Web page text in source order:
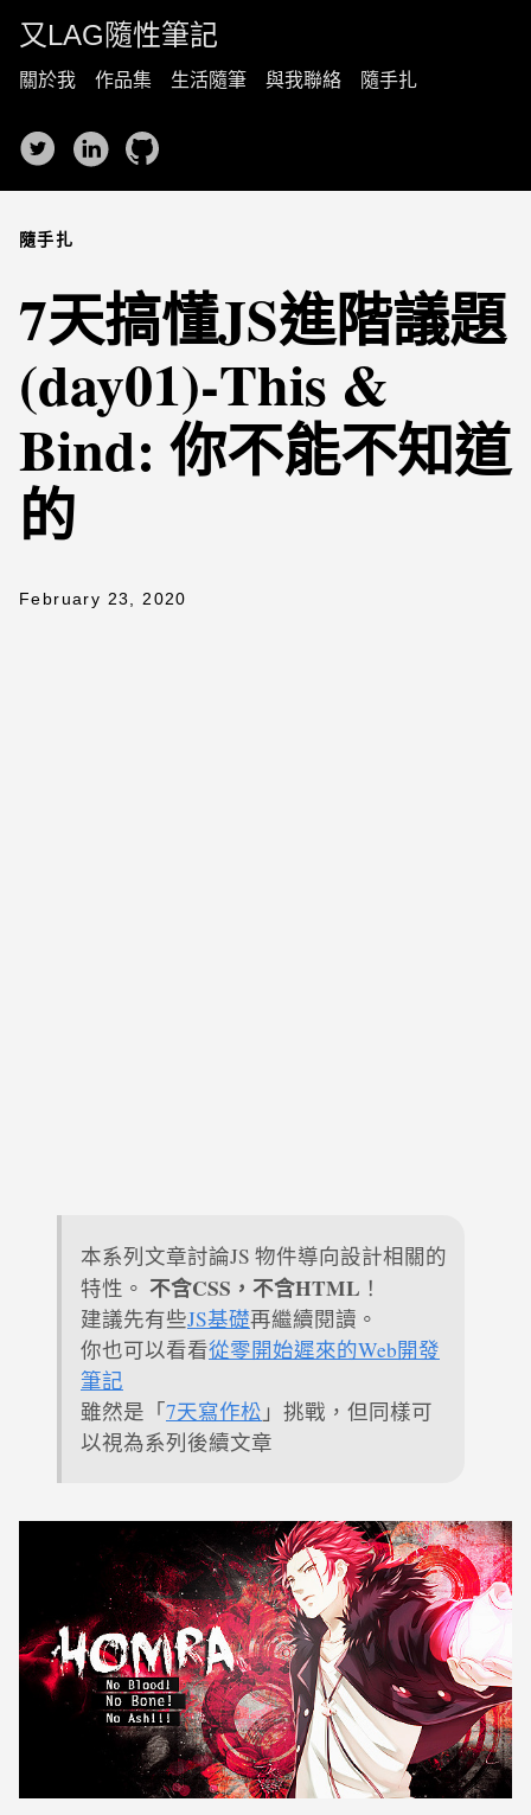
又LAG隨性筆記
關於我 作品集 生活隨筆 與我聯絡 隨手扎
隨手扎
7天搞懂JS進階議題
(day01)-This &
Bind: 你不能不知道
的
February 23, 2020
本系列文章討論JS 物件導向設計相關的
特性。 不含CSS，不含HTML ！
建議先有些JS基礎再繼續閱讀。
你也可以看看從零開始遲來的Web開發
筆記
雖然是「7天寫作松 」挑戰，但同樣可
以視為系列後續文章